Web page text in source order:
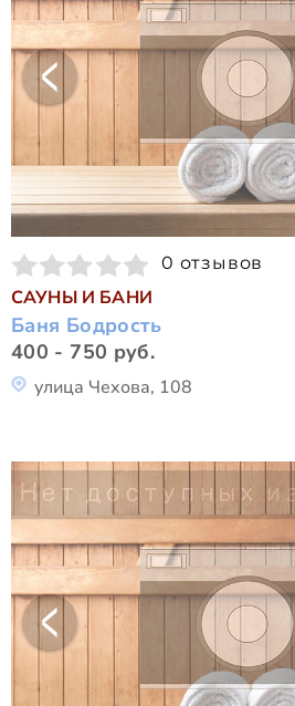
0 отзывов
САУНЫ И БАНИ
Баня Бодрость
400 - 750 руб.
улица Чехова, 108